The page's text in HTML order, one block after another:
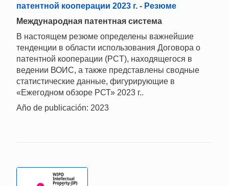
патентной кооперации 2023 г. - Резюме
Mеждународная патентная система
В настоящем резюме определены важнейшие
тенденции в области использования Договора о
патентной кооперации (PCT), находящегося в
ведении ВОИС, а также представлены сводные
статистические данные, фигурирующие в
«Ежегодном обзоре РСТ» 2023 г..
Año de publicación: 2023